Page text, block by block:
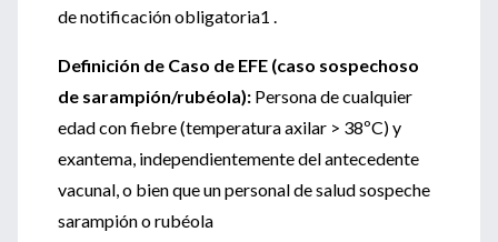
de notificación obligatoria1 .
Definición de Caso de EFE (caso sospechoso
de sarampión/rubéola): Persona de cualquier
edad con fiebre (temperatura axilar > 38ºC) y
exantema, independientemente del antecedente
vacunal, o bien que un personal de salud sospeche
sarampión o rubéola